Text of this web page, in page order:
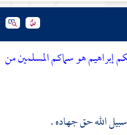
إبراهيم هو سماكم المسلمين من
الله حق جهاده .